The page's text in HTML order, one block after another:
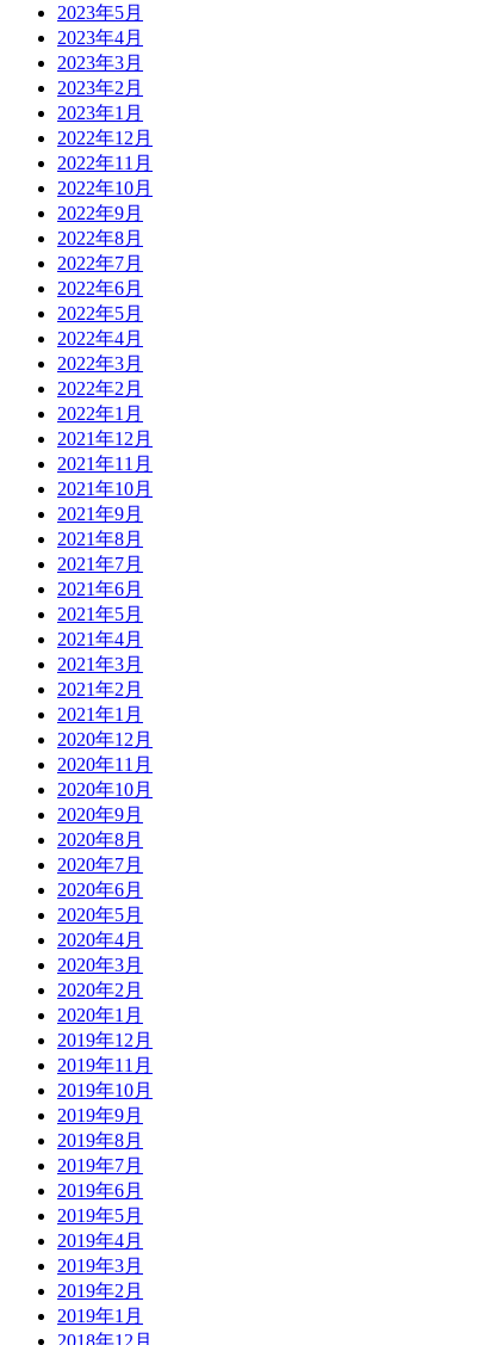
2023年5月
2023年4月
2023年3月
2023年2月
2023年1月
2022年12月
2022年11月
2022年10月
2022年9月
2022年8月
2022年7月
2022年6月
2022年5月
2022年4月
2022年3月
2022年2月
2022年1月
2021年12月
2021年11月
2021年10月
2021年9月
2021年8月
2021年7月
2021年6月
2021年5月
2021年4月
2021年3月
2021年2月
2021年1月
2020年12月
2020年11月
2020年10月
2020年9月
2020年8月
2020年7月
2020年6月
2020年5月
2020年4月
2020年3月
2020年2月
2020年1月
2019年12月
2019年11月
2019年10月
2019年9月
2019年8月
2019年7月
2019年6月
2019年5月
2019年4月
2019年3月
2019年2月
2019年1月